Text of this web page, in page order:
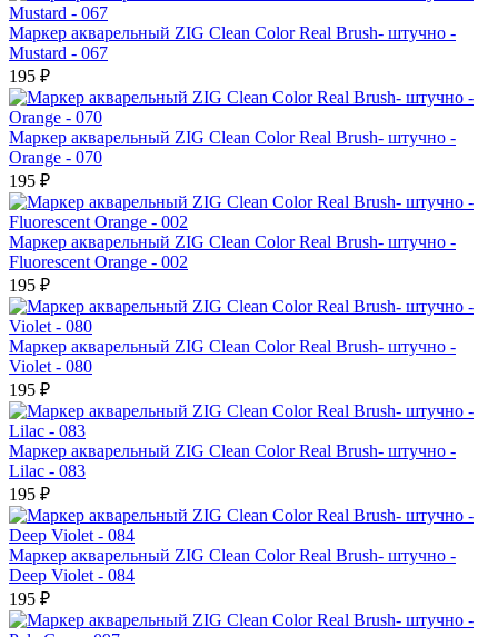
Маркер акварельный ZIG Clean Color Real Brush- штучно -
Mustard - 067
195 ₽
Маркер акварельный ZIG Clean Color Real Brush- штучно -
Orange - 070
195 ₽
Маркер акварельный ZIG Clean Color Real Brush- штучно -
Fluorescent Orange - 002
195 ₽
Маркер акварельный ZIG Clean Color Real Brush- штучно -
Violet - 080
195 ₽
Маркер акварельный ZIG Clean Color Real Brush- штучно -
Lilac - 083
195 ₽
Маркер акварельный ZIG Clean Color Real Brush- штучно -
Deep Violet - 084
195 ₽